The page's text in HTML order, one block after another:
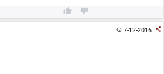
 
7-12-2016 